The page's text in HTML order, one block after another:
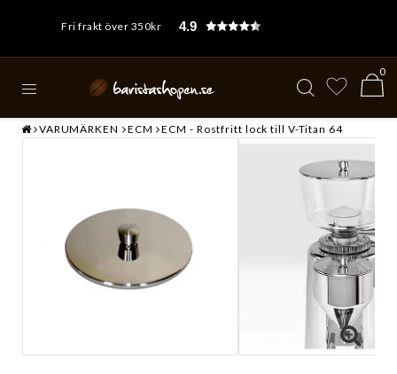
Fri frakt över 350kr 4.9
0
VARUMÄRKEN ECM ECM - Rostfritt lock till V-Titan 64